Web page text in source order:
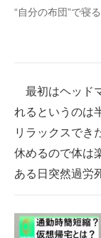
“自分の布団”で寝
最初はヘッド
れるというのは
リラックスでき
休めるので体は
ある日突然過労